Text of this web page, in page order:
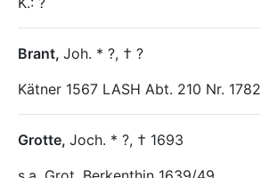
Brant, Joh. * ?, † ?
Kätner 1567 LASH Abt. 210 Nr. 1782
Grotte, Joch. * ?, † 1693